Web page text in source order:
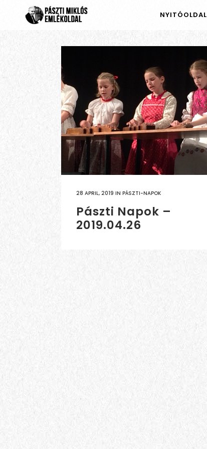
NYITÓOLDAL
28 APRIL, 2019 IN PÁSZTI-NAPOK
Pászti Napok –
2019.04.26